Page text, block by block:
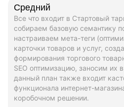
Средний
Все что входит в Стартовый
собираем базовую семантику
настраиваем мета-теги
карточки товаров и услуг,
формирования торгового
SEO оптимизацию, заносим их
данный план также входит
функционала интернет-
коробочном решении.